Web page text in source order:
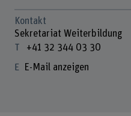
Kontakt
Sekretariat Weiterbildung
+41 32 344 03 30
E-Mail anzeigen